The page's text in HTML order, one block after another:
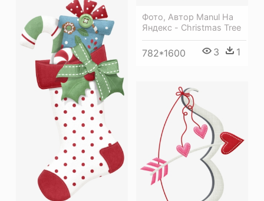
Фото, Автор Manul На
Яндекс - Christmas Tree
782*1600 3 1